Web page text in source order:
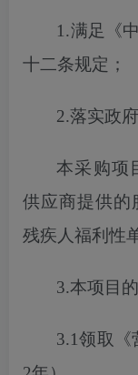
1.满足《
十二条规定；
2.落实政府
本采购项
供应商提供的
残疾人福利性
3.本项目
3.1领取《